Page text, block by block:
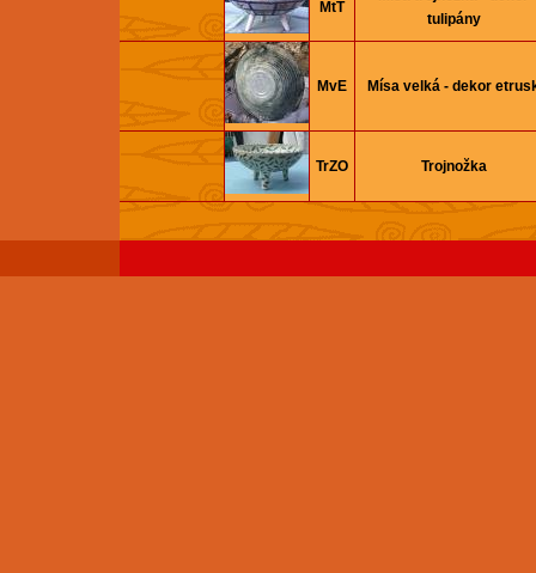
MtT
tulipány
MvE Mísa velká - dekor
TrZO Trojnožka